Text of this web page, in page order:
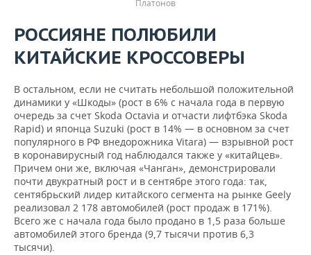
Платонов
РОССИЯНЕ ПОЛЮБИЛИ
КИТАЙСКИЕ КРОССОВЕРЫ
В остальном, если не считать небольшой положительной
динамики у «Шкоды» (рост в 6% с начала года в первую
очередь за счет Skoda Octavia и отчасти лифтбэка Skoda
Rapid) и японца Suzuki (рост в 14% — в основном за счет
популярного в РФ внедорожника Vitara) — взрывной рост
в коронавирусный год наблюдался также у «китайцев».
Причем они же, включая «Чанган», демонстрировали
почти двукратный рост и в сентябре этого года: так,
сентябрьский лидер китайского сегмента на рынке Geely
реализовал 2 178 автомобилей (рост продаж в 171%).
Всего же с начала года было продано в 1,5 раза больше
автомобилей этого бренда (9,7 тысячи против 6,3
тысячи).